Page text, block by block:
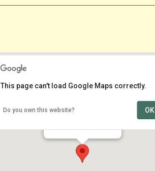
Lange Voorhout
This page can't load Google Maps correctly.
Do you own this website? OK